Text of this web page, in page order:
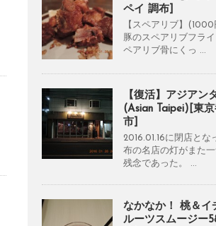
ペイ 調布]
【スペアリブ】
豚のスペアリブフラ
ペアリブ骨にくっ ...
【復活】アジアン
(Asian Taipei)[東
市]
2016.01.16に閉店とな
布の名店の灯がまた一
残念であった。 ...
なかなか！ 桃＆イ
ルーツスムージー